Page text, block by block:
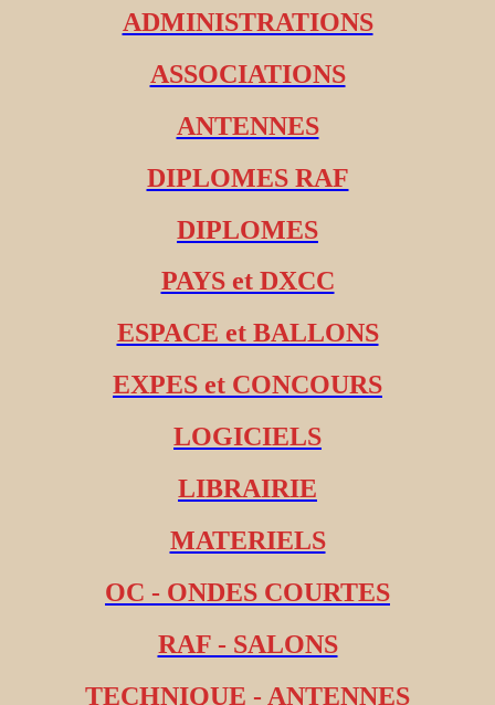
ADMINISTRATIONS
ASSOCIATIONS
ANTENNES
DIPLOMES RAF
DIPLOMES
PAYS et DXCC
ESPACE et BALLONS
EXPES et CONCOURS
LOGICIELS
LIBRAIRIE
MATERIELS
OC - ONDES COURTES
RAF - SALONS
TECHNIQUE - ANTENNES